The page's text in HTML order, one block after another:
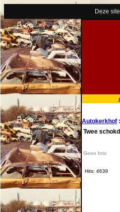
Deze
Autokerkhof
Twee
Geen foto
Hits: 4639